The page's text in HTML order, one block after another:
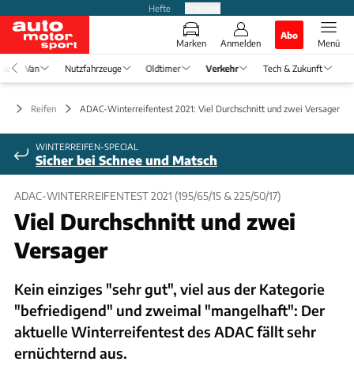
Hefte
Marken Anmelden
Abo
Menü
Van Nutzfahrzeuge Oldtimer Verkehr Tech & Zukunft
Reifen ADAC-Winterreifentest 2021: Viel Durchschnitt und zwei Versager
WINTERREIFEN-SPECIAL
Sicher bei Schnee und Matsch
ADAC-WINTERREIFENTEST 2021 (195/65/15 & 225/50/17)
Viel Durchschnitt und zwei
Versager
Kein einziges "sehr gut", viel aus der Kategorie
"befriedigend" und zweimal "mangelhaft": Der
aktuelle Winterreifentest des ADAC fällt sehr
ernüchternd aus.